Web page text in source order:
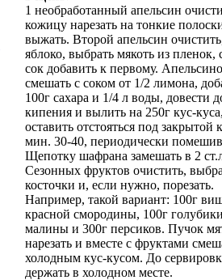
1 необработанный апельсин
кожицу нарезать на тонкие
выжать. Второй апельсин
яблоко, выбрать мякоть из пленок,
сок добавить к первому.
смешать с соком от 1/2 лимона,
100г сахара и 1/4 л воды, довести
кипения и вылить на 250г кус-
оставить отстояться под
мин. 30-40, периодически
Щепотку шафрана замешать в 2
Сезонных фруктов очистить,
косточки и, если нужно, порезать.
Например, такой вариант: 100г
красной смородины, 100г
малины и 300г персиков. Пучок
нарезать и вместе с фруктами
холодным кус-кусом. До
держать в холодном месте.